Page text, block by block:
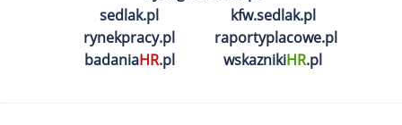
sedlak.pl
kfw.sedlak.pl
rynekpracy.pl
raportyplacowe.pl
badaniaHR.pl wskaznikiHR.pl